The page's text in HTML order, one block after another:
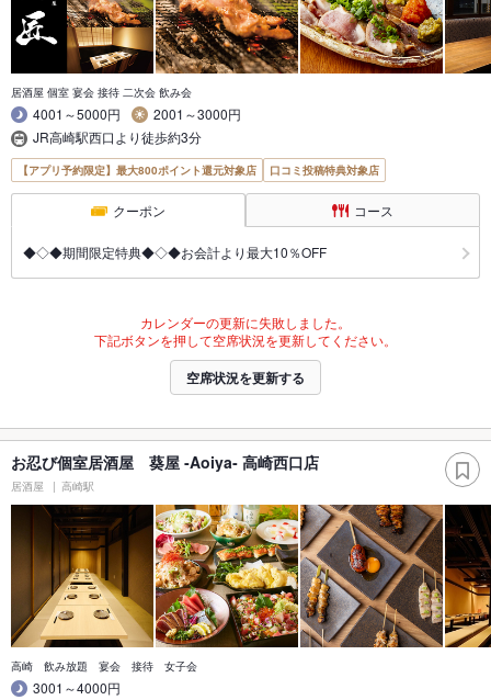
居酒屋 個室 宴会 接待 二次会 飲み会
4001～5000円
2001～3000円
JR高崎駅西口より徒歩約3分
【アプリ予約限定】最大800ポイント還元対象店 口コミ投稿特典対象店
クーポン コース
◆◇◆期間限定特典◆◇◆お会計より最大10％OFF
カレンダーの更新に失敗しました。
下記ボタンを押して空席状況を更新してください。
空席状況を更新する
お忍び個室居酒屋 葵屋 ‐Aoiya‐ 高崎西口店
居酒屋 高崎駅
高崎 飲み放題 宴会 接待 女子会
3001～4000円